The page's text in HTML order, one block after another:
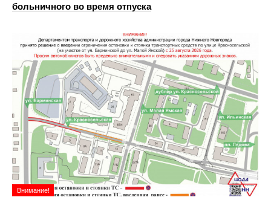
больничного во время отпуска
Внимание!